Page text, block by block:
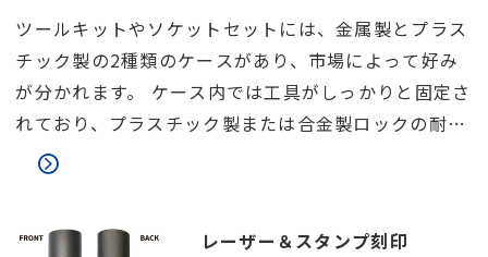
ツールキットやソケットセットには、金属製とプラス
チック製の2種類のケースがあり、市場によって好み
が分かれます。 ケース内では工具がしっかりと固定さ
れており、プラスチック製または合金製ロックの耐久
性も重要な要素です。 また、ケースの上下部をつなぐ
レーザー＆スタンプ刻印